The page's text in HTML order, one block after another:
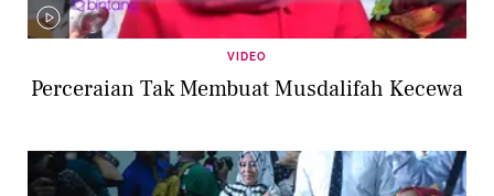
VIDEO
Perceraian Tak Membuat Musdalifah Kecewa